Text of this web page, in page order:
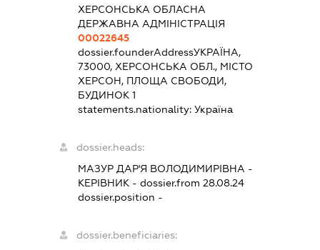
ХЕРСОНСЬКА ОБЛАСНА
ДЕРЖАВНА АДМІНІСТРАЦІЯ
00022645
dossier.founderAddressУКРАЇНА,
73000, ХЕРСОНСЬКА ОБЛ., МІСТО
ХЕРСОН, ПЛОЩА СВОБОДИ,
БУДИНОК 1
statements.nationality:Україна
dossier.heads:
МАЗУР ДАР'Я ВОЛОДИМИРІВНА -
КЕРІВНИК - dossier.from 28.08.24
dossier.position -
dossier.beneficiaries: